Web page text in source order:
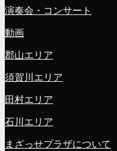
演奏会・コンサート
動画
郡山エリア
須賀川エリア
田村エリア
石川エリア
まざっせプラザについて